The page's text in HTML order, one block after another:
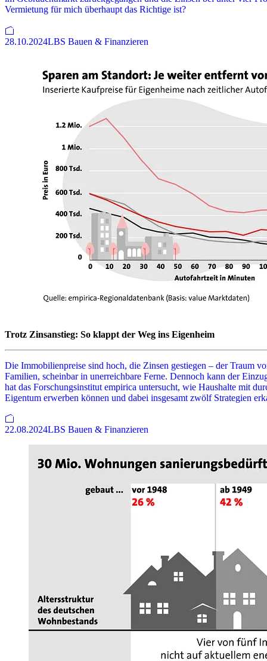
Vermietung für mich überhaupt das Richtige ist?
28.10.2024LBS Bauen & Finanzieren
Trotz Zinsanstieg: So klappt der Weg ins Eigenheim
Die Immobilienpreise sind hoch, die Zinsen gestiegen – der Traum
Familien, scheinbar in unerreichbare Ferne. Dennoch kann der
hat das Forschungsinstitut empirica untersucht, wie Haushalte mit
Eigentum erwerben können und dabei insgesamt zwölf Strategien
22.08.2024LBS Bauen & Finanzieren